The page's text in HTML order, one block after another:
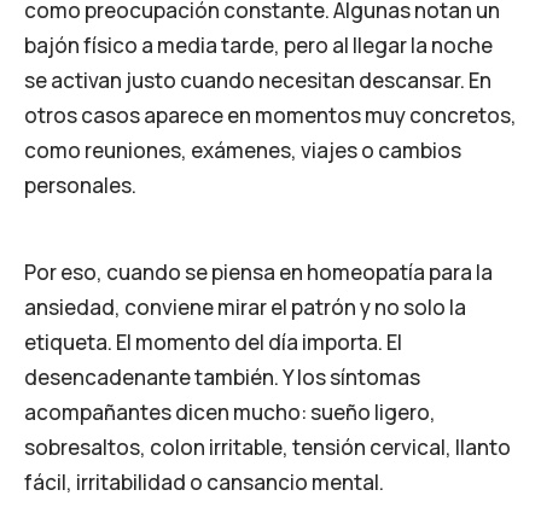
como preocupación constante. Algunas notan un
bajón físico a media tarde, pero al llegar la noche
se activan justo cuando necesitan descansar. En
otros casos aparece en momentos muy concretos,
como reuniones, exámenes, viajes o cambios
personales.
Por eso, cuando se piensa en homeopatía para la
ansiedad, conviene mirar el patrón y no solo la
etiqueta. El momento del día importa. El
desencadenante también. Y los síntomas
acompañantes dicen mucho: sueño ligero,
sobresaltos, colon irritable, tensión cervical, llanto
fácil, irritabilidad o cansancio mental.